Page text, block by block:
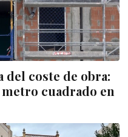
del coste de obra:
cuadrado en